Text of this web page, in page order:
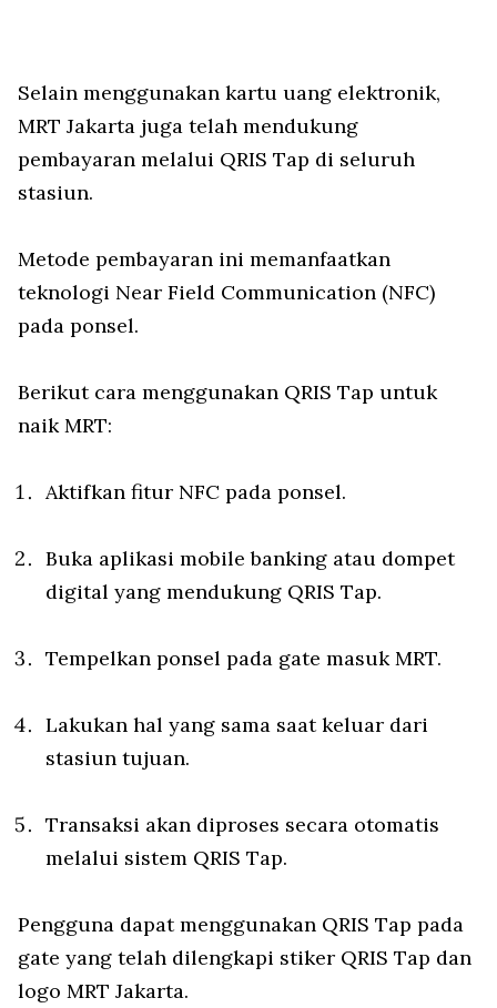
Selain menggunakan kartu uang elektronik,
MRT Jakarta juga telah mendukung
pembayaran melalui QRIS Tap di seluruh
stasiun.
Metode pembayaran ini memanfaatkan
teknologi Near Field Communication (NFC)
pada ponsel.
Berikut cara menggunakan QRIS Tap untuk
naik MRT:
Aktifkan fitur NFC pada ponsel.
Buka aplikasi mobile banking atau dompet
digital yang mendukung QRIS Tap.
Tempelkan ponsel pada gate masuk MRT.
Lakukan hal yang sama saat keluar dari
stasiun tujuan.
Transaksi akan diproses secara otomatis
melalui sistem QRIS Tap.
Pengguna dapat menggunakan QRIS Tap pada
gate yang telah dilengkapi stiker QRIS Tap dan
logo MRT Jakarta.